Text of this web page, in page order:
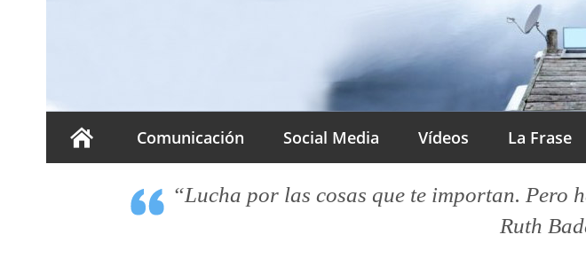
Comunicación Social Media Vídeos La Frase
“Lucha por las cosas que te importan. Pero
Ruth